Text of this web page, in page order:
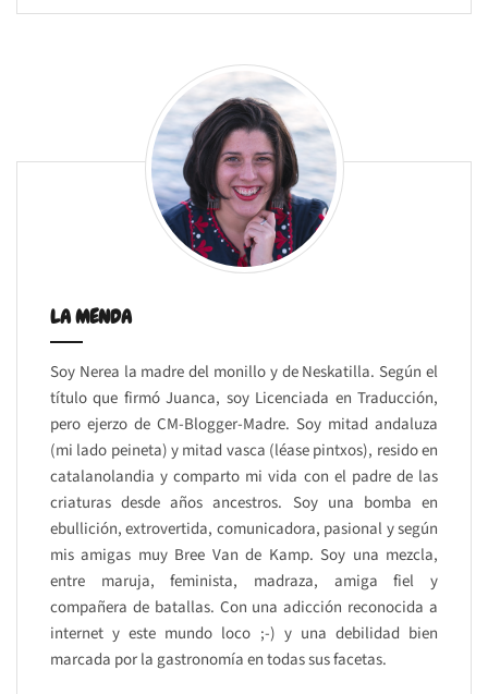
LA MENDA
Soy Nerea la madre del monillo y de Neskatilla. Según el
título que firmó Juanca, soy Licenciada en Traducción,
pero ejerzo de CM-Blogger-Madre. Soy mitad andaluza
(mi lado peineta) y mitad vasca (léase pintxos), resido en
catalanolandia y comparto mi vida con el padre de las
criaturas desde años ancestros. Soy una bomba en
ebullición, extrovertida, comunicadora, pasional y según
mis amigas muy Bree Van de Kamp. Soy una mezcla,
entre maruja, feminista, madraza, amiga fiel y
compañera de batallas. Con una adicción reconocida a
internet y este mundo loco ;-) y una debilidad bien
marcada por la gastronomía en todas sus facetas.